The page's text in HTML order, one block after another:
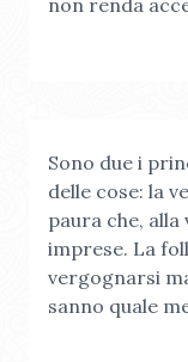
non renda
Sono due i
delle cose: la
paura che,
imprese. La
vergognarsi
sanno quale